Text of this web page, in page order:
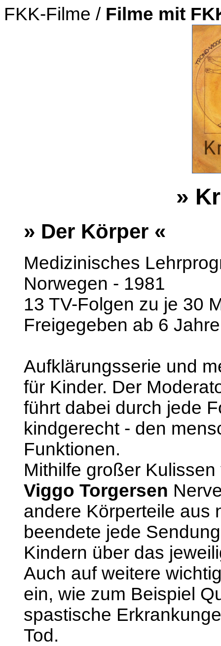
FKK-Filme / Filme mit
»
» Der Körper «
Medizinisches
Norwegen - 1981
13 TV-Folgen zu je 30
Freigegeben ab 6
Aufklärungsserie und
für Kinder. Der
führt dabei durch jede
kindgerecht - den
Funktionen.
Mithilfe großer
Viggo Torgersen
andere Körperteile aus
beendete jede
Kindern über das
Auch auf weitere
ein, wie zum Beispiel
spastische
Tod.